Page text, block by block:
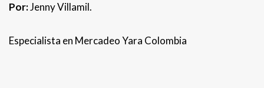
Por:Jenny Villamil.
Especialista en Mercadeo Yara Colombia